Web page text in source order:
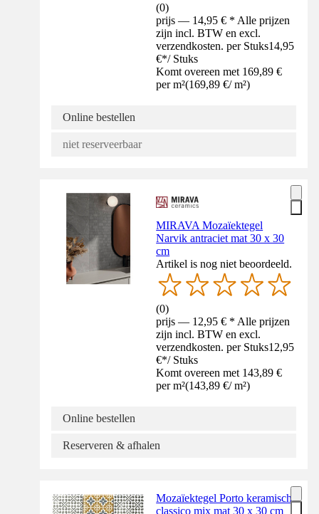
(0)
prijs — 14,95 € * Alle prijzen
zijn incl. BTW en excl.
verzendkosten. per Stuks14,95
€*/ Stuks
Komt overeen met 169,89 €
per m²(169,89 €/ m²)
Online bestellen
niet reserveerbaar
MIRAVA Mozaïektegel
Narvik antraciet mat 30 x 30
cm
Artikel is nog niet beoordeeld.
(0)
prijs — 12,95 € * Alle prijzen
zijn incl. BTW en excl.
verzendkosten. per Stuks12,95
€*/ Stuks
Komt overeen met 143,89 €
per m²(143,89 €/ m²)
Online bestellen
Reserveren & afhalen
Mozaïektegel Porto keramisch
classico mix mat 30 x 30 cm